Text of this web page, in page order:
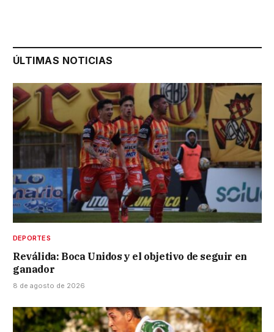
ÚLTIMAS NOTICIAS
DEPORTES
Reválida: Boca Unidos y el objetivo de seguir en
ganador
8 de agosto de 2026